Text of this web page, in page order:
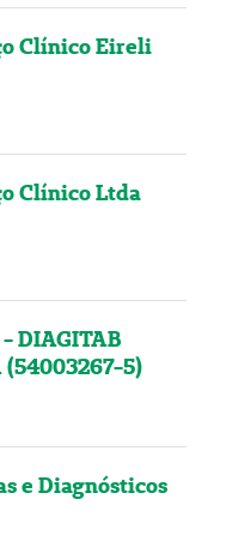
Clínico Eireli
Clínico Ltda
- DIAGITAB
(54003267-5)
e Diagnósticos